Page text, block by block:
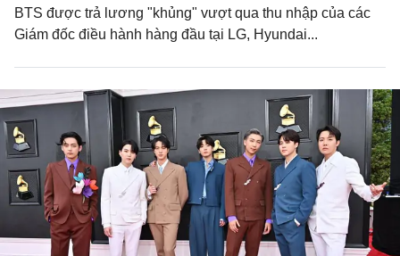
BTS được trả lương "khủng" vượt qua thu nhập của các
Giám đốc điều hành hàng đầu tại LG, Hyundai...